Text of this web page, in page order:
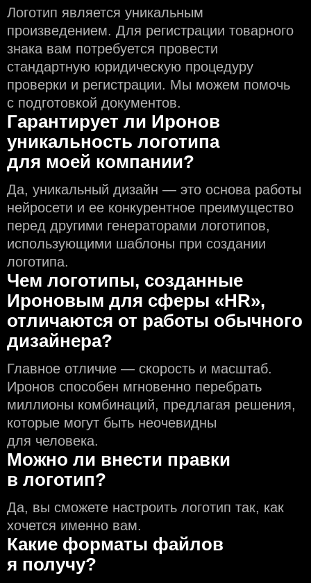
Логотип является уникальным
произведением. Для регистрации товарного
знака вам потребуется провести
стандартную юридическую процедуру
проверки и регистрации. Мы можем помочь
с подготовкой документов.
Гарантирует ли Иронов
уникальность логотипа
для моей компании?
Да, уникальный дизайн — это основа работы
нейросети и еe конкурентное преимущество
перед другими генераторами логотипов,
использующими шаблоны при создании
логотипа.
Чем логотипы, созданные
Ироновым для сферы «HR»,
отличаются от работы обычного
дизайнера?
Главное отличие — скорость и масштаб.
Иронов способен мгновенно перебрать
миллионы комбинаций, предлагая решения,
которые могут быть неочевидны
для человека.
Можно ли внести правки
в логотип?
Да, вы сможете настроить логотип так, как
хочется именно вам.
Какие форматы файлов
я получу?